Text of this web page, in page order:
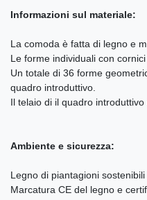
Informazioni sul materiale:
La comoda è fatta di legno e
Le forme individuali con
Un totale di 36 forme
quadro introduttivo.
Il telaio di il quadro introduttivo
Ambiente e sicurezza:
Legno di piantagioni sostenibili
Marcatura CE del legno e